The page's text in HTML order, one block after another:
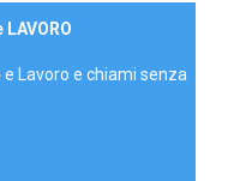
LAVORO
Lavoro e chiami senza